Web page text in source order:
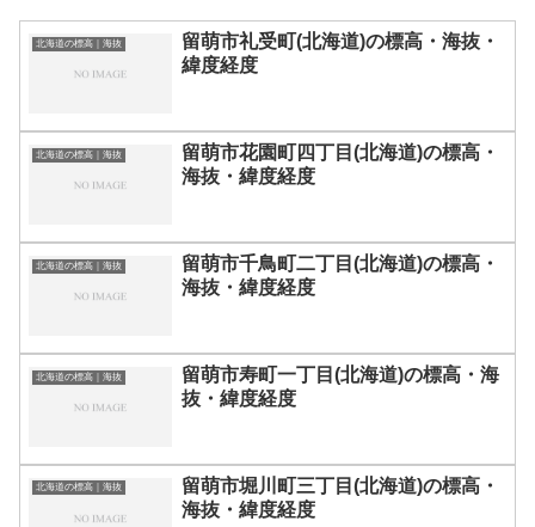
北海道の標高｜海抜
留萌市礼受町(北海道)の標高・海抜・
緯度経度
北海道の標高｜海抜
留萌市花園町四丁目(北海道)の標高・
海抜・緯度経度
北海道の標高｜海抜
留萌市千鳥町二丁目(北海道)の標高・
海抜・緯度経度
北海道の標高｜海抜
留萌市寿町一丁目(北海道)の標高・海
抜・緯度経度
北海道の標高｜海抜
留萌市堀川町三丁目(北海道)の標高・
海抜・緯度経度